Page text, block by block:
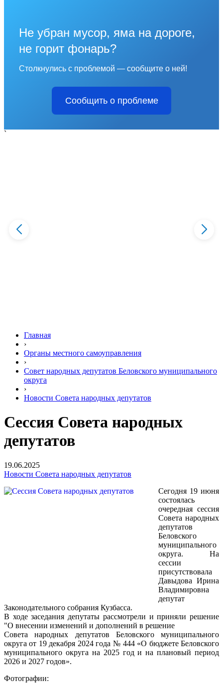
Не убран мусор, яма на дороге,
не горит фонарь?
Столкнулись с проблемой — сообщите о ней!
Сообщить о проблеме
`
Главная
›
Органы местного самоуправления
›
Совет народных депутатов Беловского муниципального
округа
›
Новости Совета народных депутатов
Сессия Совета народных
депутатов
19.06.2025
Новости Совета народных депутатов
Сегодня 19 июня
состоялась
очередная сессия
Совета народных
депутатов
Беловского
муниципального
округа. На
сессии
присутствовала
Давыдова Ирина
Владимировна
депутат
Законодательного собрания Кузбасса.
В ходе заседания депутаты рассмотрели и приняли решение
"О внесении изменений и дополнений в решение
Совета народных депутатов Беловского муниципального
округа от 19 декабря 2024 года № 444 «О бюджете Беловского
муниципального округа на 2025 год и на плановый период
2026 и 2027 годов».
Фотографии: